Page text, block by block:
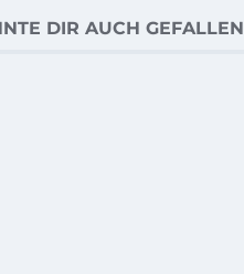
DIR AUCH GEFALLEN